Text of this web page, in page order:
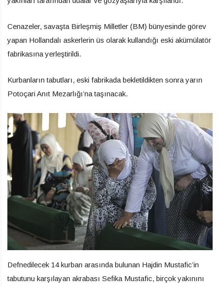
Cenazeler, savaşta Birleşmiş Milletler (BM) bünyesinde görev
yapan Hollandalı askerlerin üs olarak kullandığı eski akümülatör
fabrikasına yerleştirildi.
Kurbanların tabutları, eski fabrikada bekletildikten sonra yarın
Potoçari Anıt Mezarlığı’na taşınacak.
Defnedilecek 14 kurban arasında bulunan Hajdin Mustafic’in
tabutunu karşılayan akrabası Sefika Mustafic, birçok yakınını